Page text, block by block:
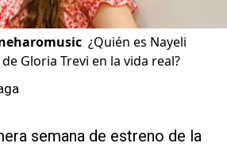
¿Quién es Nayeli
Gloria Trevi en la vida real?
semana de estreno de la